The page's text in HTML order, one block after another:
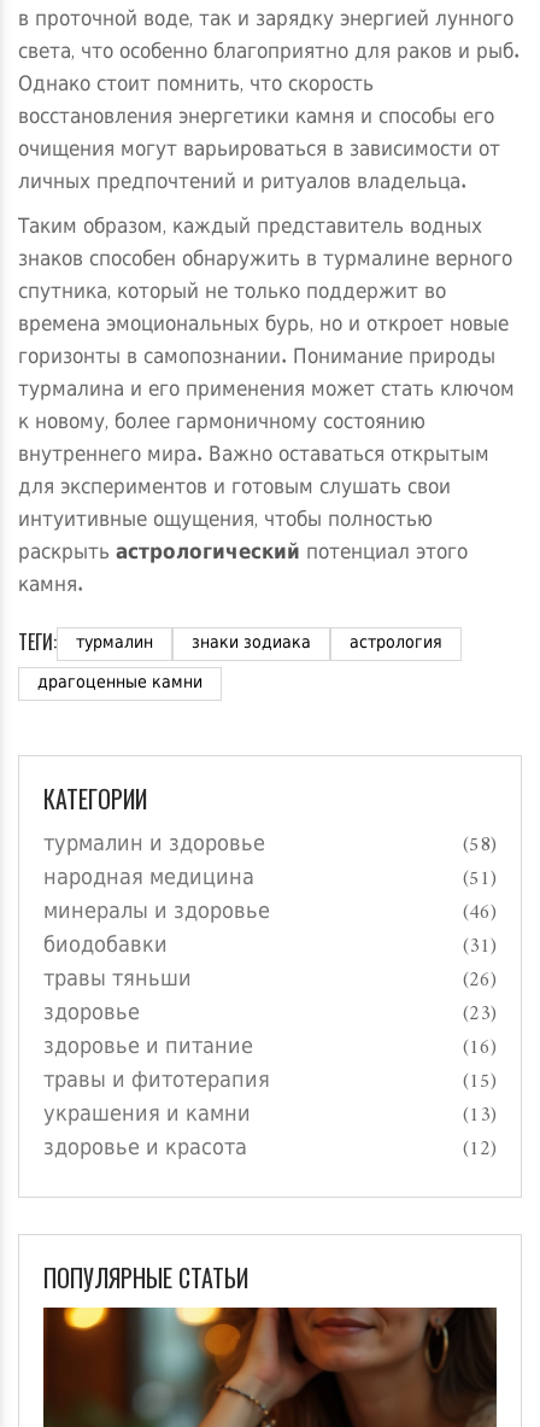
в проточной воде, так и зарядку энергией лунного
света, что особенно благоприятно для раков и рыб.
Однако стоит помнить, что скорость
восстановления энергетики камня и способы его
очищения могут варьироваться в зависимости от
личных предпочтений и ритуалов владельца.
Таким образом, каждый представитель водных
знаков способен обнаружить в турмалине верного
спутника, который не только поддержит во
времена эмоциональных бурь, но и откроет новые
горизонты в самопознании. Понимание природы
турмалина и его применения может стать ключом
к новому, более гармоничному состоянию
внутреннего мира. Важно оставаться открытым
для экспериментов и готовым слушать свои
интуитивные ощущения, чтобы полностью
раскрыть астрологический потенциал этого
камня.
ТЕГИ: турмалин знаки зодиака
астрология
драгоценные камни
КАТЕГОРИИ
турмалин и здоровье (58)
народная медицина (51)
минералы и здоровье (46)
биодобавки (31)
травы тяньши (26)
здоровье (23)
здоровье и питание (16)
травы и фитотерапия (15)
украшения и камни (13)
здоровье и красота (12)
ПОПУЛЯРНЫЕ СТАТЬИ